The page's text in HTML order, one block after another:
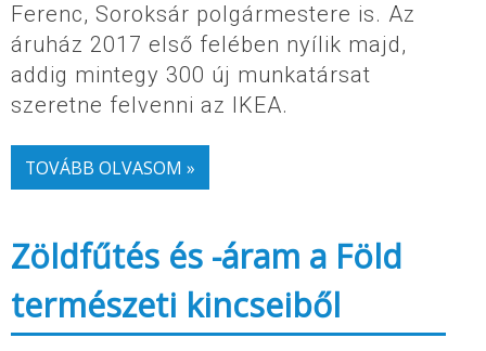
Ferenc, Soroksár polgármestere is. Az
áruház 2017 első felében nyílik majd,
addig mintegy 300 új munkatársat
szeretne felvenni az IKEA.
TOVÁBB OLVASOM »
Zöldfűtés és -áram a Föld
természeti kincseiből